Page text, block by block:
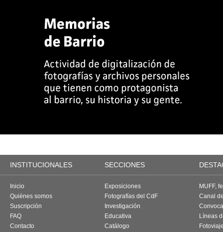
INSTITUCIONALES SECCIONES
Inicio
Quiénes somos
Suscripción
FAQ
Contacto
Exposiciones
Fotografías del CdF
Investigación
Educativa
Catálogo
MUFF,
Canal
Líneas